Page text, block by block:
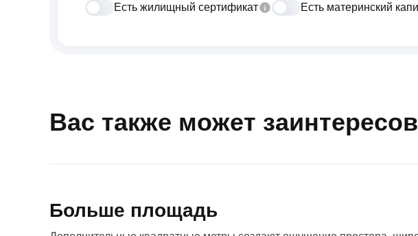
Есть жилищный сертификат Есть материнский
Вас также может
Больше площадь